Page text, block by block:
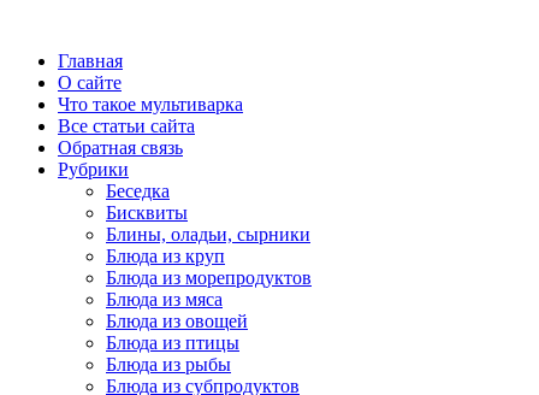
Главная
О сайте
Что такое мультиварка
Все статьи сайта
Обратная связь
Рубрики
Беседка
Бисквиты
Блины, оладьи, сырники
Блюда из круп
Блюда из морепродуктов
Блюда из мяса
Блюда из овощей
Блюда из птицы
Блюда из рыбы
Блюда из субпродуктов